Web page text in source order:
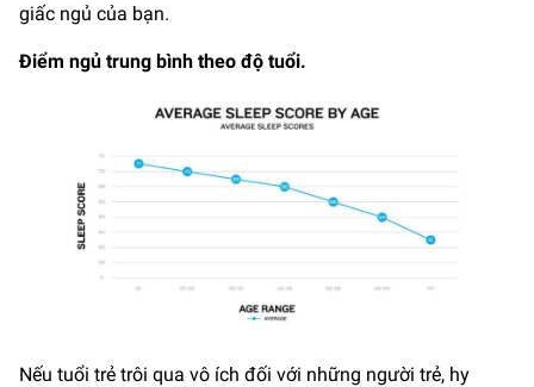
giấc ngủ của bạn.
Điểm ngủ trung bình theo độ tuổi.
Nếu tuổi trẻ trôi qua vô ích đối với những người trẻ, hy